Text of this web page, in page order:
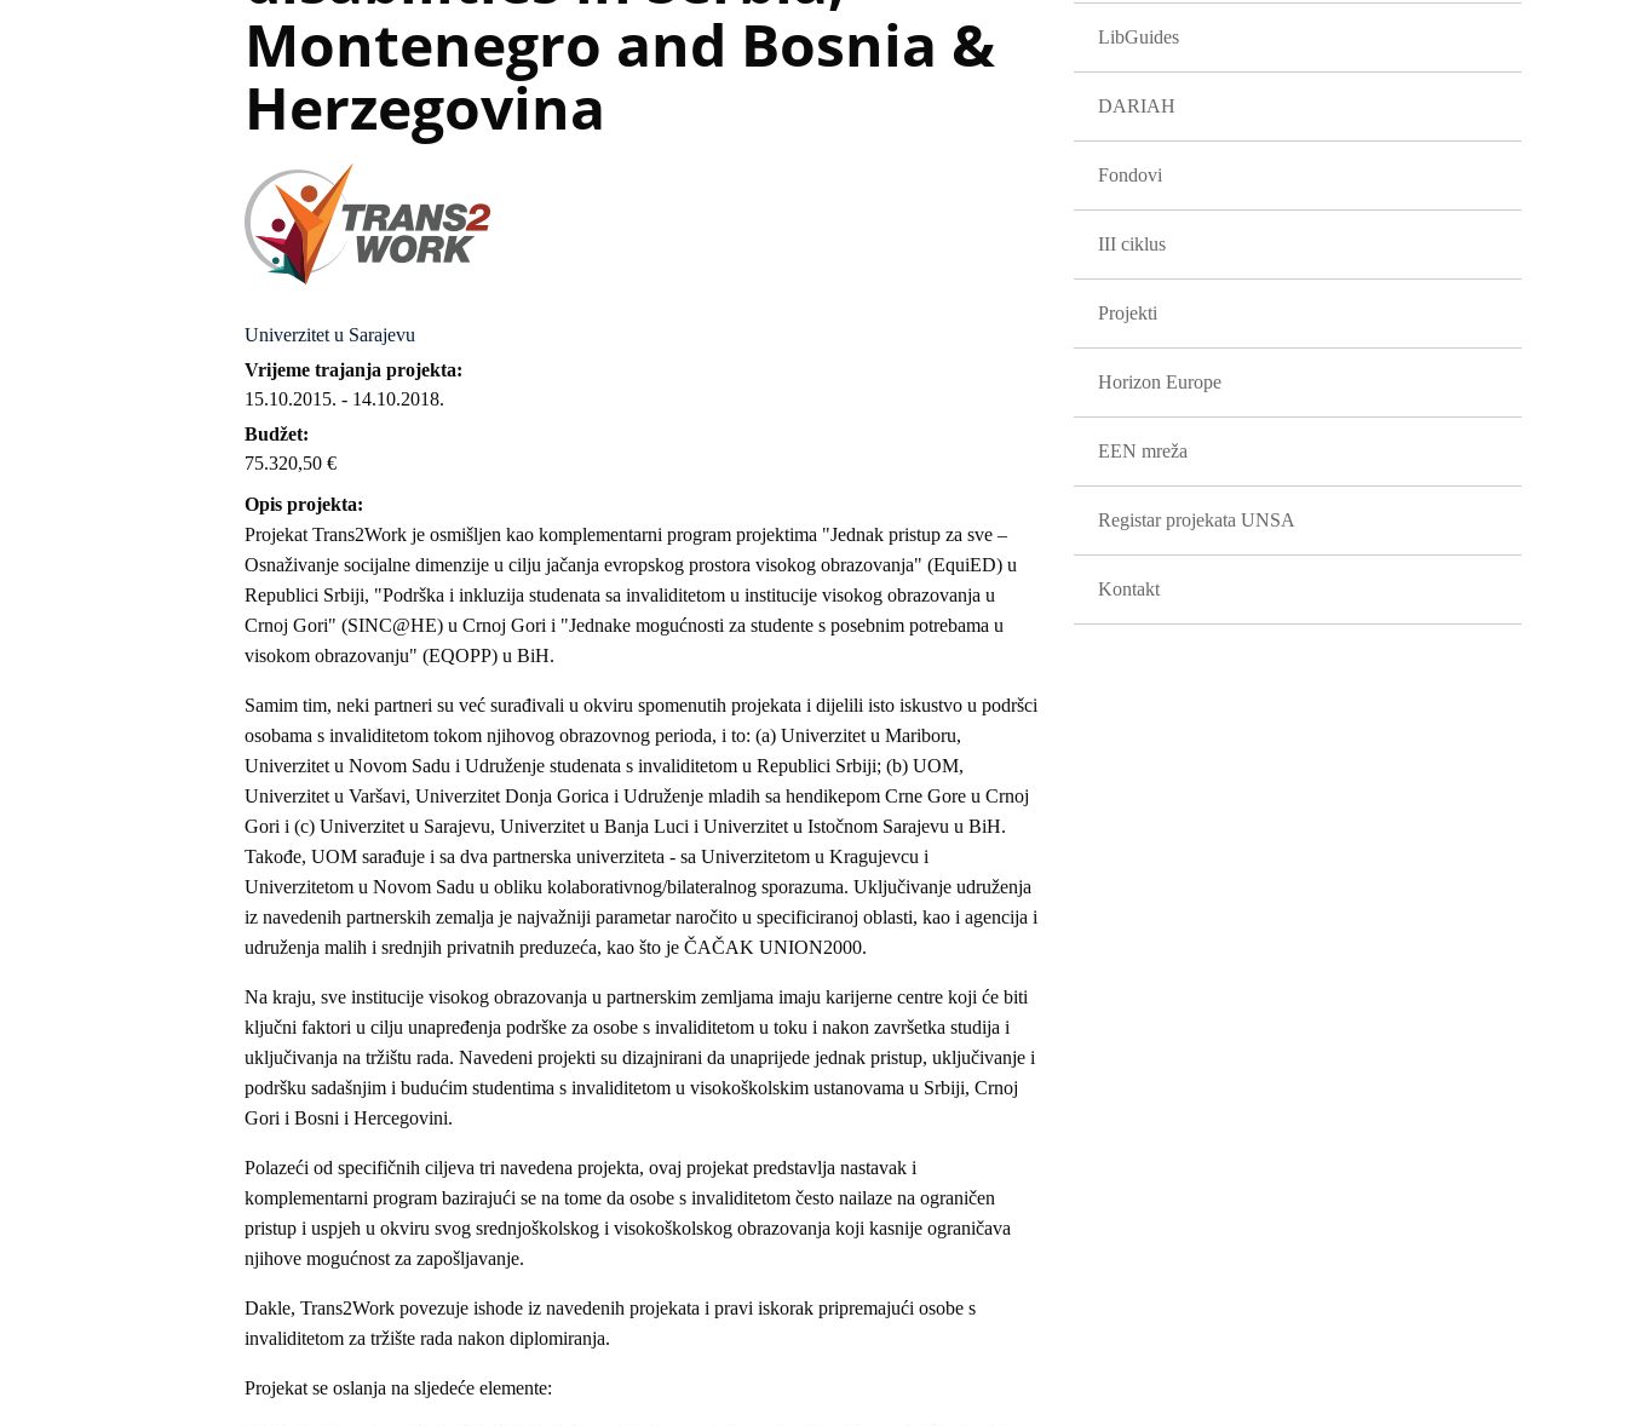
Montenegro and Bosnia &
Herzegovina
Univerzitet u Sarajevu
Vrijeme trajanja projekta
15.10.2015. - 14.10.2018.
Budžet
75.320,50 €
Opis projekta
Projekat Trans2Work je osmišljen kao komplementarni program projektima "Jednak pristup za sve –
Osnaživanje socijalne dimenzije u cilju jačanja evropskog prostora visokog obrazovanja" (EquiED) u
Republici Srbiji, "Podrška i inkluzija studenata sa invaliditetom u institucije visokog obrazovanja u
Crnoj Gori" (SINC@HE) u Crnoj Gori i "Jednake mogućnosti za studente s posebnim potrebama u
visokom obrazovanju" (EQOPP) u BiH.
Samim tim, neki partneri su već surađivali u okviru spomenutih projekata i dijelili isto iskustvo u podršci
osobama s invaliditetom tokom njihovog obrazovnog perioda, i to: (a) Univerzitet u Mariboru,
Univerzitet u Novom Sadu i Udruženje studenata s invaliditetom u Republici Srbiji; (b) UOM,
Univerzitet u Varšavi, Univerzitet Donja Gorica i Udruženje mladih sa hendikepom Crne Gore u Crnoj
Gori i (c) Univerzitet u Sarajevu, Univerzitet u Banja Luci i Univerzitet u Istočnom Sarajevu u BiH.
Takođe, UOM sarađuje i sa dva partnerska univerziteta - sa Univerzitetom u Kragujevcu i
Univerzitetom u Novom Sadu u obliku kolaborativnog/bilateralnog sporazuma. Uključivanje udruženja
iz navedenih partnerskih zemalja je najvažniji parametar naročito u specificiranoj oblasti, kao i agencija i
udruženja malih i srednjih privatnih preduzeća, kao što je ČAČAK UNION2000.
Na kraju, sve institucije visokog obrazovanja u partnerskim zemljama imaju karijerne centre koji će biti
ključni faktori u cilju unapređenja podrške za osobe s invaliditetom u toku i nakon završetka studija i
uključivanja na tržištu rada. Navedeni projekti su dizajnirani da unaprijede jednak pristup, uključivanje i
podršku sadašnjim i budućim studentima s invaliditetom u visokoškolskim ustanovama u Srbiji, Crnoj
Gori i Bosni i Hercegovini.
Polazeći od specifičnih ciljeva tri navedena projekta, ovaj projekat predstavlja nastavak i
komplementarni program bazirajući se na tome da osobe s invaliditetom često nailaze na ograničen
pristup i uspjeh u okviru svog srednjoškolskog i visokoškolskog obrazovanja koji kasnije ograničava
njihove mogućnost za zapošljavanje.
Dakle, Trans2Work povezuje ishode iz navedenih projekata i pravi iskorak pripremajući osobe s
invaliditetom za tržište rada nakon diplomiranja.
Projekat se oslanja na sljedeće elemente:
LibGuides
DARIAH
Fondovi
III ciklus
Projekti
Horizon Europe
EEN mreža
Registar projekata UNSA
Kontakt